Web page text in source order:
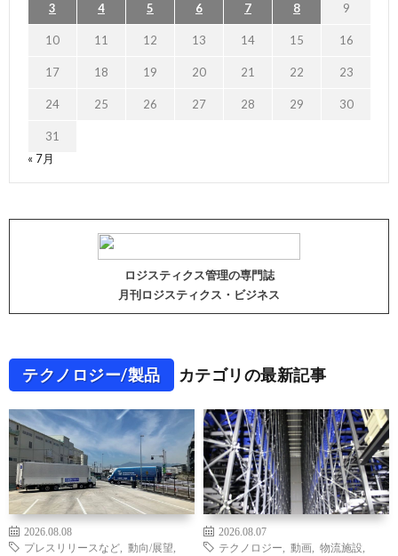
3 4 5 6 7 8 9
10 11 12 13 14 15 16
17 18 19 20 21 22 23
24 25 26 27 28 29 30
31
« 7月
ロジスティクス管理の専門誌
月刊ロジスティクス・ビジネス
テクノロジー/製品 カテゴリの最新記事
2026.08.08
プレスリリースなど
動向/展望
2026.08.07
テクノロジー
動画 物流施設